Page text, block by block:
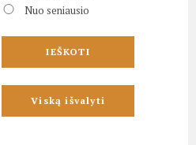
Nuo seniausio